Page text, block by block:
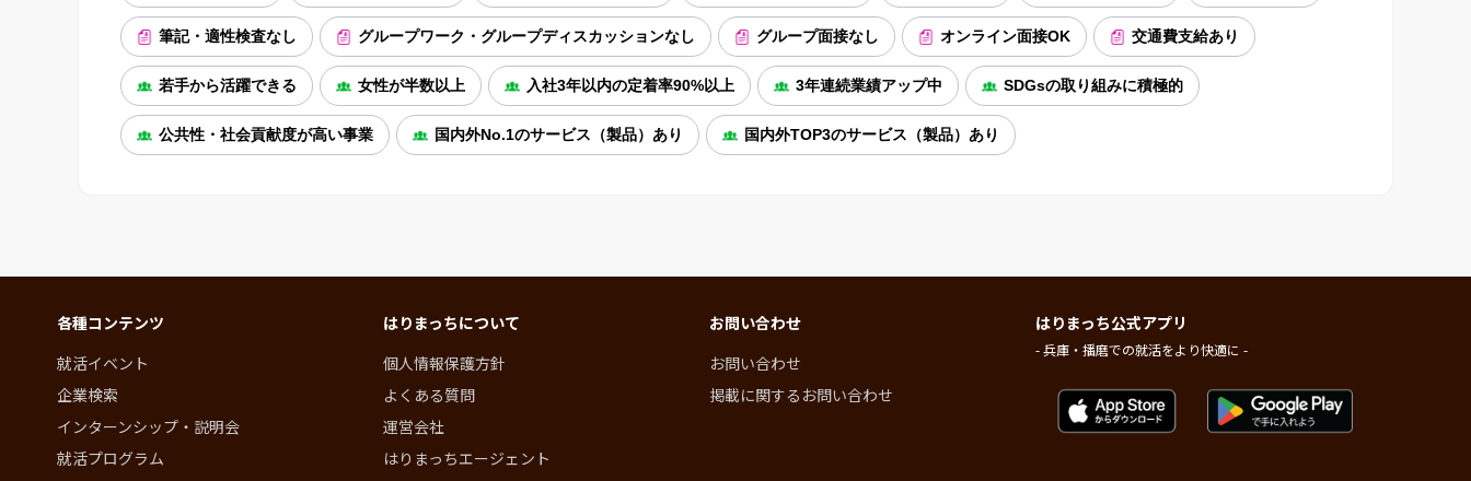
筆記・適性検査なし グループワーク・グループディスカッションなし グループ面接なし オンライン面接OK 交通費支給あり
若手から活躍できる 女性が半数以上 入社3年以内の定着率90%以上 3年連続業績アップ中 SDGsの取り組みに積極的
公共性・社会貢献度が高い事業 国内外No.1のサービス（製品）あり 国内外TOP3のサービス（製品）あり
各種コンテンツ
就活イベント
企業検索
インターンシップ・説明会
就活プログラム
はりまっちについて
個人情報保護方針
よくある質問
運営会社
はりまっちエージェント
お問い合わせ
お問い合わせ
掲載に関するお問い合わせ
はりまっち公式アプリ
- 兵庫・播磨での就活をより快適に -